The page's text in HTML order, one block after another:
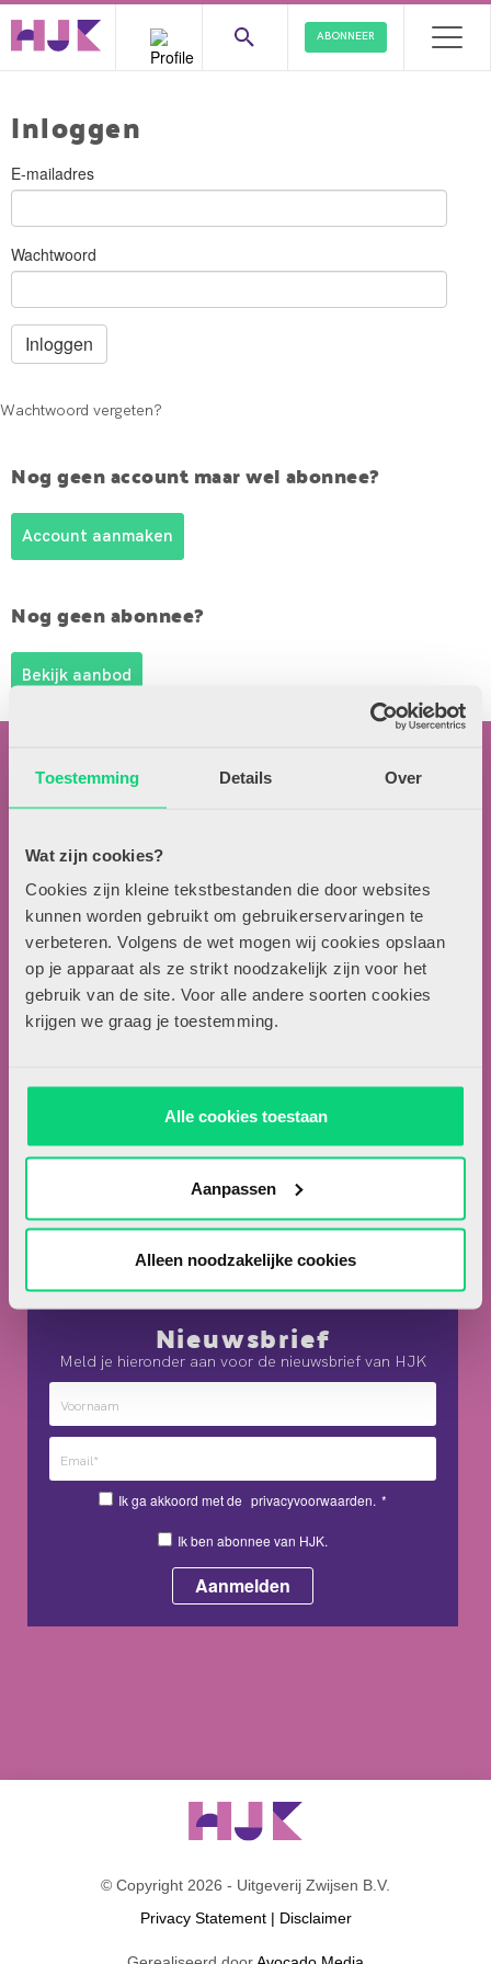
Toestemming Details Over
Wat zijn cookies?
Cookies zijn kleine tekstbestanden die door websites
kunnen worden gebruikt om gebruikerservaringen te
verbeteren. Volgens de wet mogen wij cookies opslaan
op je apparaat als ze strikt noodzakelijk zijn voor het
gebruik van de site. Voor alle andere soorten cookies
krijgen we graag je toestemming.
Alle cookies toestaan
Aanpassen
Alleen noodzakelijke cookies
ABONNEER
Inloggen
E-mailadres
Wachtwoord
Wachtwoord vergeten?
Nog geen account maar wel abonnee?
Account aanmaken
Nog geen abonnee?
Bekijk aanbod
Nieuwsbrief
Meld je hieronder aan voor de nieuwsbrief van HJK
Ik ga akkoord met de privacyvoorwaarden. *
Ik ben abonnee van HJK.
Over HJK
Artikel insturen
Adverteren in HJK
Contact
Contactgegevens
Uitgeverij Zwijsen
T.a.v. redactie HJK
Locomotiefboulevard 101
5041 SE Tilburg
© Copyright 2026 - Uitgeverij Zwijsen B.V.
Privacy Statement| Disclaimer